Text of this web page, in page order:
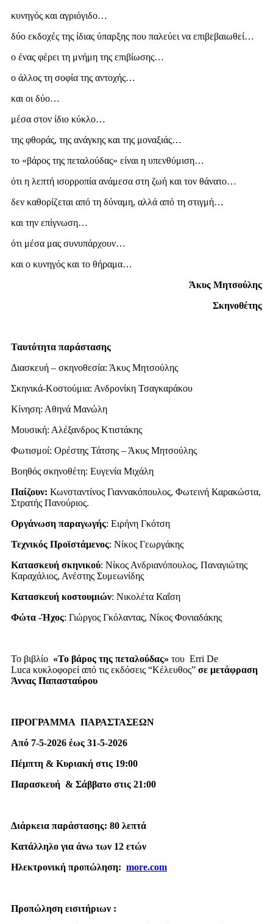
κυνηγός και αγριόγιδο…
δύο εκδοχές της ίδιας ύπαρξης που παλεύει να επιβεβαιωθεί…
ο ένας φέρει τη μνήμη της επιβίωσης…
ο άλλος τη σοφία της αντοχής…
και οι δύο…
μέσα στον ίδιο κύκλο…
της φθοράς, της ανάγκης και της μοναξιάς…
το «βάρος της πεταλούδας» είναι η υπενθύμιση…
ότι η λεπτή ισορροπία ανάμεσα στη ζωή και τον θάνατο…
δεν καθορίζεται από τη δύναμη, αλλά από τη στιγμή…
και την επίγνωση…
ότι μέσα μας συνυπάρχουν…
και ο κυνηγός και το θήραμα…
Άκυς Μητσούλης
Σκηνοθέτης
Ταυτότητα παράστασης
Διασκευή – σκηνοθεσία: Άκυς Μητσούλης
Σκηνικά-Κοστούμια: Ανδρονίκη Τσαγκαράκου
Κίνηση: Αθηνά Μανώλη
Μουσική: Αλέξανδρος Κτιστάκης
Φωτισμοί: Ορέστης Τάτσης – Άκυς Μητσούλης
Βοηθός σκηνοθέτη: Ευγενία Μιχάλη
Παίζουν: Κωνσταντίνος Γιαννακόπουλος, Φωτεινή Καρακώστα,
Στρατής Πανούριος.
Οργάνωση παραγωγής: Ειρήνη Γκότση
Τεχνικός Προϊστάμενος: Νίκος Γεωργάκης
Κατασκευή σκηνικού: Νίκος Ανδριανόπουλος, Παναγιώτης
Καραχάλιος, Ανέστης Συμεωνίδης
Κατασκευή κοστουμιών: Νικολέτα Καΐση
Φώτα -Ήχος: Γιώργος Γκόλαντας, Νίκος Φονιαδάκης
Το βιβλίο «Το βάρος της πεταλούδας» του Erri De
Luca κυκλοφορεί από τις εκδόσεις “Κέλευθος” σε μετάφραση
Άννας Παπασταύρου
ΠΡΟΓΡΑΜΜΑ ΠΑΡΑΣΤΑΣΕΩΝ
Από 7-5-2026 έως 31-5-2026
Πέμπτη & Κυριακή στις 19:00
Παρασκευή & Σάββατο στις 21:00
Διάρκεια παράστασης: 80 λεπτά
Κατάλληλο για άνω των 12 ετών
Ηλεκτρονική προπώληση: more.com
Προπώληση εισιτήριων :